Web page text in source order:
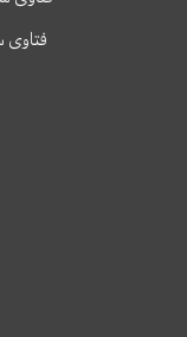
فتاوى